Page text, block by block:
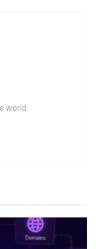
world